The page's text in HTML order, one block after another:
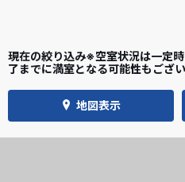
地図表示
現在の絞り込み※空室状況は一定
了までに満室となる可能性もござい